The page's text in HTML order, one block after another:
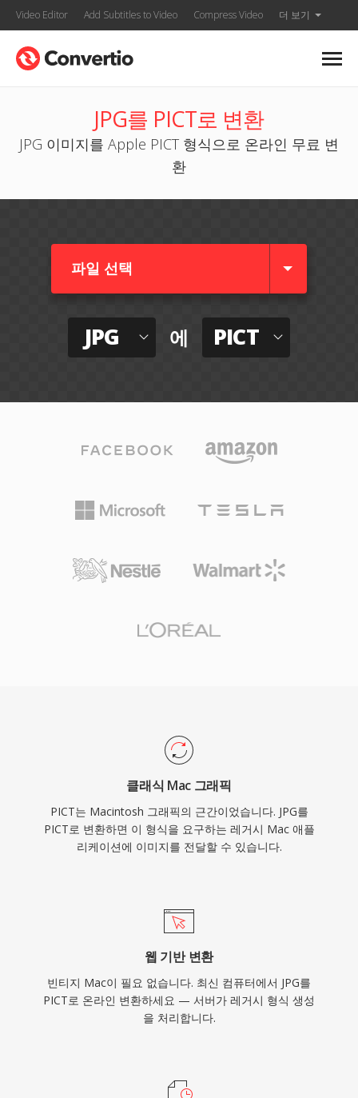
Video Editor Add Subtitles to Video Compress Video 더 보기
JPG를 PICT로 변환
JPG 이미지를 Apple PICT 형식으로 온라인 무료 변
환
파일 선택
JPG 에 PICT
클래식 Mac 그래픽
PICT는 Macintosh 그래픽의 근간이었습니다. JPG를
PICT로 변환하면 이 형식을 요구하는 레거시 Mac 애플
리케이션에 이미지를 전달할 수 있습니다.
웹 기반 변환
빈티지 Mac이 필요 없습니다. 최신 컴퓨터에서 JPG를
PICT로 온라인 변환하세요 — 서버가 레거시 형식 생성
을 처리합니다.